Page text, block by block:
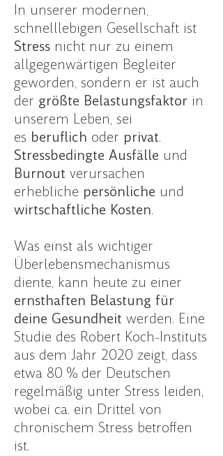
In unserer modernen,
schnelllebigen Gesellschaft ist
Stress nicht nur zu einem
allgegenwärtigen Begleiter
geworden, sondern er ist auch
der größte Belastungsfaktor in
unserem Leben, sei
es beruflich oder privat.
Stressbedingte Ausfälle und
Burnout verursachen
erhebliche persönliche und
wirtschaftliche Kosten.
Was einst als wichtiger
Überlebensmechanismus
diente, kann heute zu einer
ernsthaften Belastung für
deine Gesundheit werden. Eine
Studie des Robert Koch-Instituts
aus dem Jahr 2020 zeigt, dass
etwa 80 % der Deutschen
regelmäßig unter Stress leiden,
wobei ca. ein Drittel von
chronischem Stress betroffen
ist.